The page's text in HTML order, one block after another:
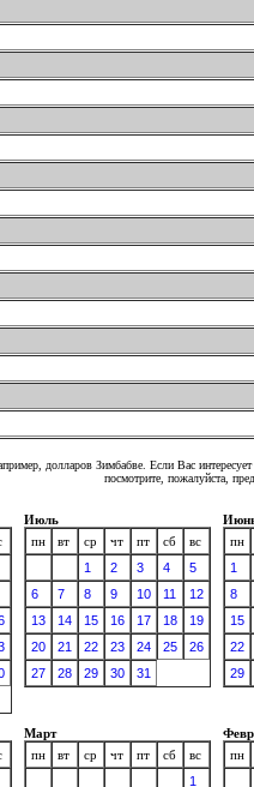
долларов Зимбабве. Если Вас
посмотрите, пожалуйста,
Июль
пн
вт ср чт пт сб
вс
1
2 3 4
5
6
7 8 9 10 11
12
13
14 15 16 17 18
19
20
21 22 23 24 25
26
27
28 29 30 31
пн
1
8
15
22
29
Март
пн
вт ср чт пт сб
вс
1
пн